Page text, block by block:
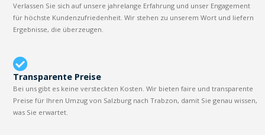
Verlassen Sie sich auf unsere jahrelange Erfahrung und unser Engagement
für höchste Kundenzufriedenheit. Wir stehen zu unserem Wort und liefern
Ergebnisse, die überzeugen.
Transparente Preise
Bei uns gibt es keine versteckten Kosten. Wir bieten faire und transparente
Preise für Ihren Umzug von Salzburg nach Trabzon, damit Sie genau wissen,
was Sie erwartet.